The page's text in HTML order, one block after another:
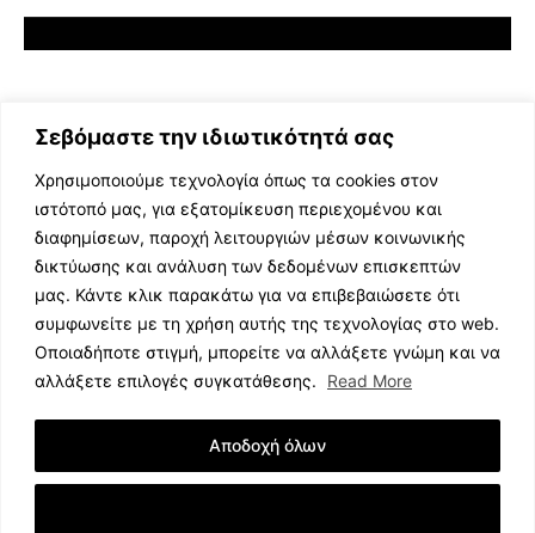
Σεβόμαστε την ιδιωτικότητά σας
Χρησιμοποιούμε τεχνολογία όπως τα cookies στον
ιστότοπό μας, για εξατομίκευση περιεχομένου και
διαφημίσεων, παροχή λειτουργιών μέσων κοινωνικής
δικτύωσης και ανάλυση των δεδομένων επισκεπτών
μας. Κάντε κλικ παρακάτω για να επιβεβαιώσετε ότι
συμφωνείτε με τη χρήση αυτής της τεχνολογίας στο web.
Οποιαδήποτε στιγμή, μπορείτε να αλλάξετε γνώμη και να
αλλάξετε επιλογές συγκατάθεσης.
Read More
Αποδοχή όλων
ΕΛΛΗΝΙΚΗ ΜΟΥΣΙΚΗ
TV SHOWS
EVENTS
ΘΕΑΤΡΟ
ΔΙΑΓΩΝΙΣΜΟΙ
STOA CULTURA
ΣΥΝΕΝΤΕΥΞΕΙΣ